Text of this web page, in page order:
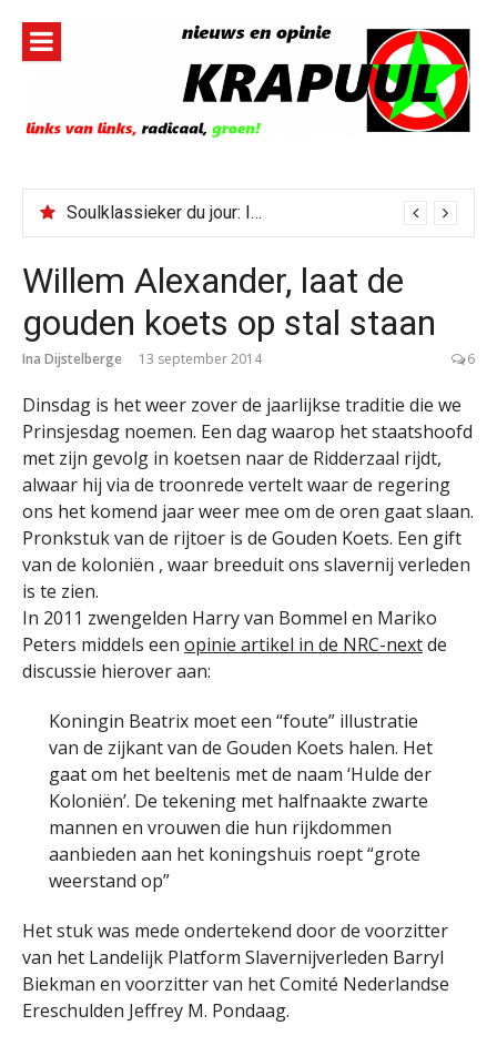
inhoud
Soulklassieker du jour: I Wish It Would Rain
Willem Alexander, laat de
gouden koets op stal staan
Ina Dijstelberge 13 september 2014 6
Dinsdag is het weer zover de jaarlijkse traditie die we
Prinsjesdag noemen. Een dag waarop het staatshoofd
met zijn gevolg in koetsen naar de Ridderzaal rijdt,
alwaar hij via de troonrede vertelt waar de regering
ons het komend jaar weer mee om de oren gaat slaan.
Pronkstuk van de rijtoer is de Gouden Koets. Een gift
van de koloniën , waar breeduit ons slavernij verleden
is te zien.
In 2011 zwengelden Harry van Bommel en Mariko
Peters middels een opinie artikel in de NRC-nextde
discussie hierover aan:
Koningin Beatrix moet een “foute” illustratie
van de zijkant van de Gouden Koets halen. Het
gaat om het beeltenis met de naam ‘Hulde der
Koloniën’. De tekening met halfnaakte zwarte
mannen en vrouwen die hun rijkdommen
aanbieden aan het koningshuis roept “grote
weerstand op”
Het stuk was mede ondertekend door de voorzitter
van het Landelijk Platform Slavernijverleden Barryl
Biekman en voorzitter van het Comité Nederlandse
Ereschulden Jeffrey M. Pondaag.